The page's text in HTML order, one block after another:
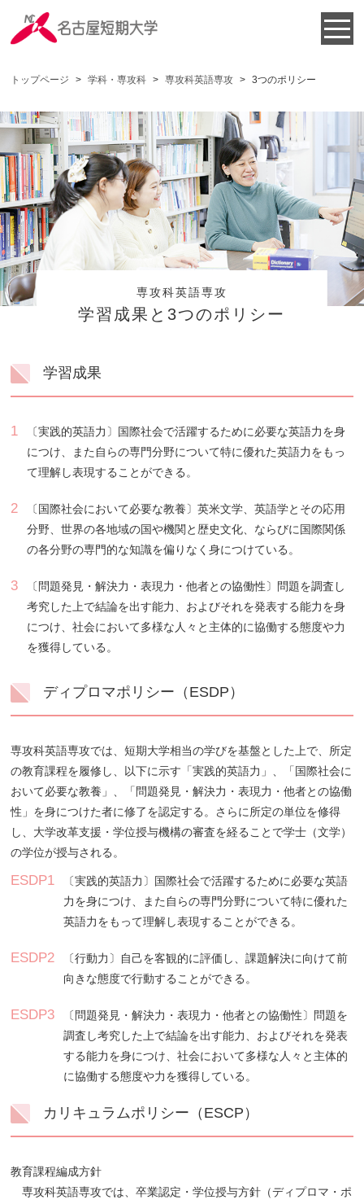
トップページ > 学科・専攻科 > 専攻科英語専攻 > 3つのポリシー
専攻科英語専攻
学習成果と3つのポリシー
学習成果
1
〔実践的英語力〕国際社会で活躍するために必要な英語力を身
につけ、また自らの専門分野について特に優れた英語力をもっ
て理解し表現することができる。
2
〔国際社会において必要な教養〕英米文学、英語学とその応用
分野、世界の各地域の国や機関と歴史文化、ならびに国際関係
の各分野の専門的な知識を偏りなく身につけている。
3
〔問題発見・解決力・表現力・他者との協働性〕問題を調査し
考究した上で結論を出す能力、およびそれを発表する能力を身
につけ、社会において多様な人々と主体的に協働する態度や力
を獲得している。
ディプロマポリシー（ESDP）
専攻科英語専攻では、短期大学相当の学びを基盤とした上で、所定
の教育課程を履修し、以下に示す「実践的英語力」、「国際社会に
おいて必要な教養」、「問題発見・解決力・表現力・他者との協働
性」を身につけた者に修了を認定する。さらに所定の単位を修得
し、大学改革支援・学位授与機構の審査を経ることで学士（文学）
の学位が授与される。
ESDP1
〔実践的英語力〕国際社会で活躍するために必要な英語
力を身につけ、また自らの専門分野について特に優れた
英語力をもって理解し表現することができる。
ESDP2
〔行動力〕自己を客観的に評価し、課題解決に向けて前
向きな態度で行動することができる。
ESDP3
〔問題発見・解決力・表現力・他者との協働性〕問題を
調査し考究した上で結論を出す能力、およびそれを発表
する能力を身につけ、社会において多様な人々と主体的
に協働する態度や力を獲得している。
カリキュラムポリシー（ESCP）
教育課程編成方針
専攻科英語専攻では、卒業認定・学位授与方針（ディプロマ・ポ